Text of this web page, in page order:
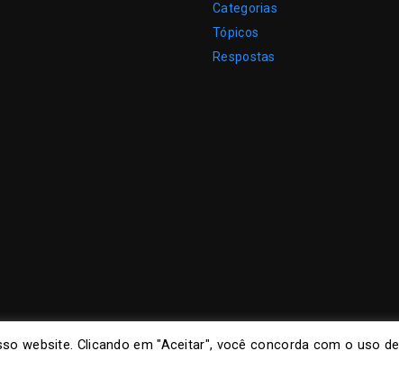
Categorias
Tópicos
Respostas
website. Clicando em "Aceitar", você concorda com o uso de